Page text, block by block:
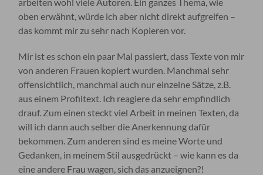
oben erwähnt, würde ich aber nicht direkt aufgreifen –
das kommt mir zu sehr nach Kopieren vor.
Mir ist es schon ein paar Mal passiert, dass Texte von mir
von anderen Frauen kopiert wurden. Manchmal sehr
offensichtlich, manchmal auch nur einzelne Sätze, z.B.
aus einem Profiltext. Ich reagiere da sehr empfindlich
drauf. Zum einen steckt viel Arbeit in meinen Texten, da
will ich dann auch selber die Anerkennung dafür
bekommen. Zum anderen sind es meine Worte und
Gedanken, in meinem Stil ausgedrückt – wie kann es da
eine andere Frau wagen, sich das anzueignen?!